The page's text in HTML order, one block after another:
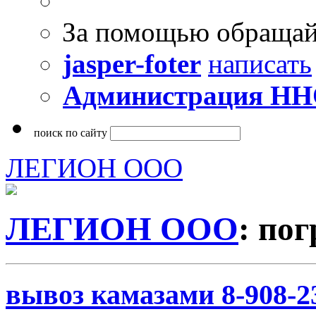
За помощью
jasper-foter написать
Администрация
поиск по сайту
ЛЕГИОН ООО
ЛЕГИОН ООО:
вывоз камазами 8-908-